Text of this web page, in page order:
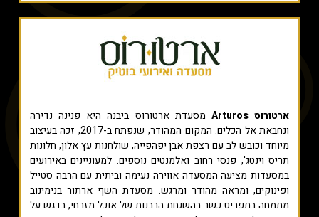
ארטורוס Arturos
מסעדת ארטורוס ביבנה היא פנינה נדירה
ונחבאת אל הכלים. המקום המהודר, שנפתח ב-2017, זכה בעיצוב
מיוחד וכובש לב עם רצפת אבן יפהפייה, שולחנות עץ אלון, חלונות
תריס וינטג', פנסי רחוב ואלמנטים נוספים. למעוניינים באירועים
במסעדות מציעה המסעדה אווירה נעימה וביתית עם הרבה סטייל
ופינוקים, ומראה מהודר ומרגש. מסעדת השף ארתור בנימינוב
מתמחה בתפריט כשר בהשגחת הרבנות של אוכל מזרחי, בדגש על